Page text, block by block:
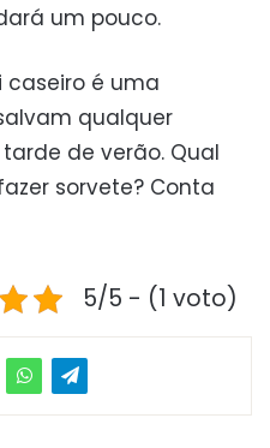
um pouco.
caseiro é uma
qualquer
de verão. Qual
sorvete? Conta
5/5 - (1 voto)